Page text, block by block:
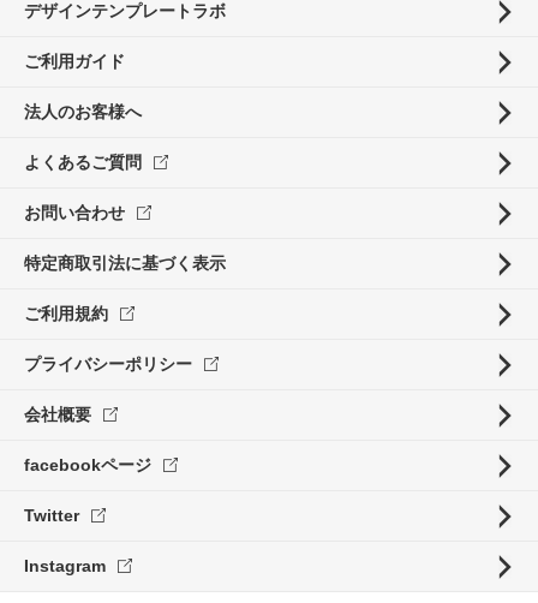
デザインテンプレートラボ
ご利用ガイド
法人のお客様へ
よくあるご質問
お問い合わせ
特定商取引法に基づく表示
ご利用規約
プライバシーポリシー
会社概要
facebookページ
Twitter
Instagram